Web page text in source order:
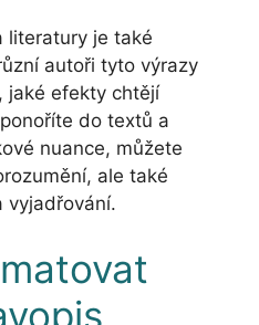
literatury je také
autoři tyto výrazy
jaké efekty chtějí
do textů a
nuance, můžete
ale také
vyjadřování.